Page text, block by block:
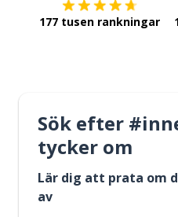
177 tusen rankningar
Sök efter
tycker om
Lär dig att prata om
av